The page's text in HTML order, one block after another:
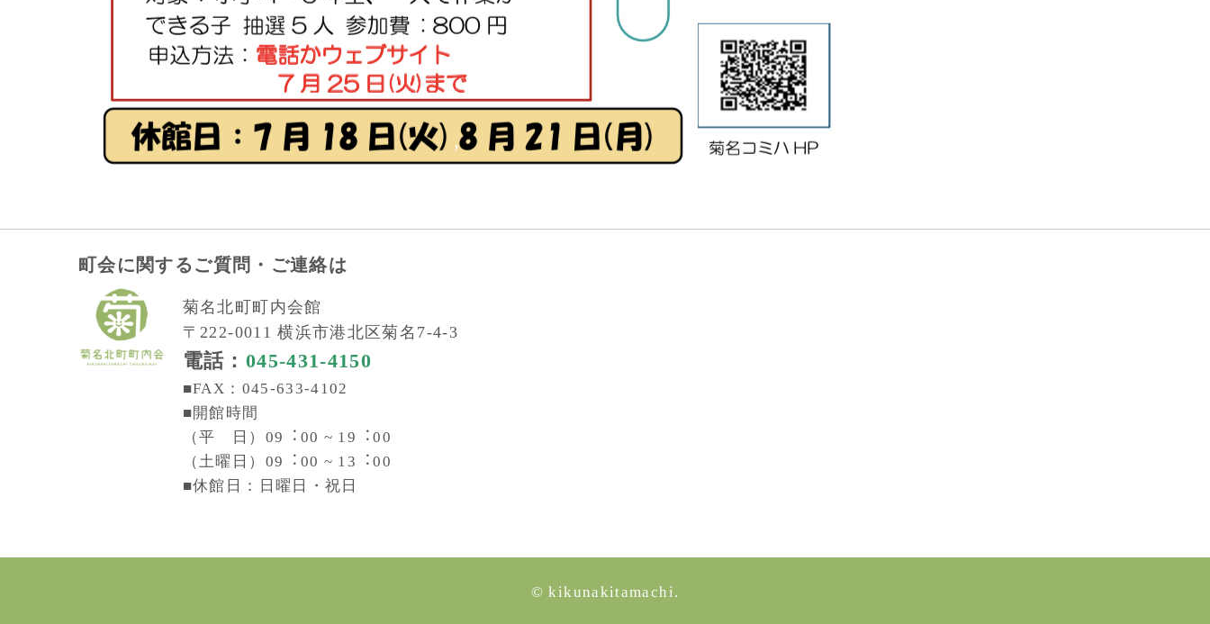
町会に関するご質問・ご連絡は
菊名北町町内会館
〒222-0011 横浜市港北区菊名7-4-3
電話： 045-431-4150
■FAX：045-633-4102
■開館時間
（平 日）09︓00 ~ 19︓00
（土曜日）09︓00 ~ 13︓00
■休館日：日曜日・祝日
© kikunakitamachi.